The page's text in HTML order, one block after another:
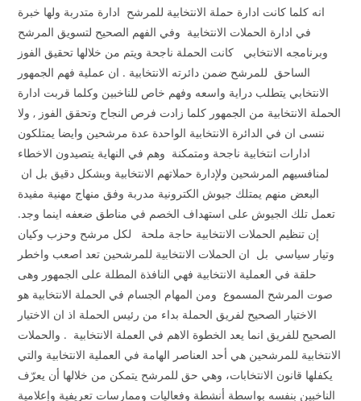
انه كلما كانت ادارة حملة الانتخابية للمرشح ادارة متدربة ولها خبرة
في ادارة الحملات الانتخابية وفي الفهم الصحيح لتسويق المرشح
وبرنامجه الانتخابي كانت الحملة ناجحة ويتم من خلالها تحقيق الفوز
الساحق للمرشح ضمن دائرته الانتخابية . ان عملية فهم الجمهور
الانتخابي يتطلب دراية واسعه وفهم خاص للناخبين وكلما قربت ادارة
الحملة الانتخابية من الجمهور كلما زادت فرص النجاح وتحقق الفوز , ولا
ننسى ان في الدائرة الانتخابية الواحدة عدة مرشحين وايضا يمتلكون
ادارات انتخابية ناجحة ومتمكنة وهم في النهاية يتصيدون الاخطاء
لمنافسيهم المرشحين ولإدارة حملاتهم الانتخابية وبشكل دقيق بل ان
البعض منهم يمتلك جيوش الكترونية مدربة وفق منهاج مهنية مفيدة
تعمل تلك الجيوش على استهداف الخصم في مناطق ضعفه اينما وجد.
إن تنظيم الحملات الانتخابية حاجة ملحة لكل مرشح وحزب وكيان
وتيار سياسي بل ان الحملات الانتخابية للمرشحين تعد اصعب واخطر
حلقة في العملية الانتخابية فهي النافذة المطلة على الجمهور وهى
صوت المرشح المسموع ومن المهام الجسام في الحملة الانتخابية هو
الاختيار الصحيح لفريق الحملة بداء من رئيس الحملة اذ ان الاختيار
الصحيح للفريق انما يعد الخطوة الاهم في العملة الانتخابية . والحملات
الانتخابية للمرشحين هي أحد العناصر الهامة في العملية الانتخابية والتي
يكفلها قانون الانتخابات، وهي حق للمرشح يتمكن من خلالها أن يعرّف
الناخبين بنفسه بواسطة أنشطة وفعاليات وممارسات تعريفية وإعلامية